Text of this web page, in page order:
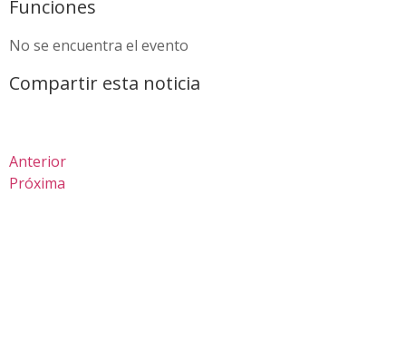
Funciones
No se encuentra el evento
Compartir esta noticia
Anterior
Próxima